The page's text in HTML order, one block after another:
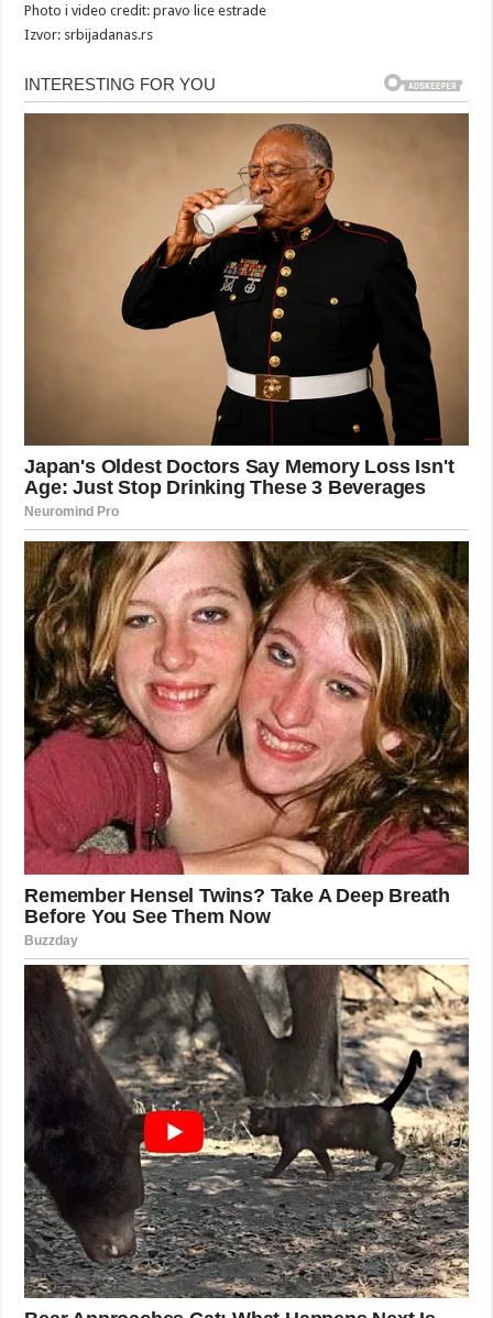
Photo i video credit: pravo lice estrade
Izvor: srbijadanas.rs